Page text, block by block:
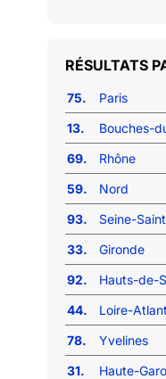
RÉSULTATS
75.
Paris
13.
Bouches-
69.
Rhône
59.
Nord
93.
Seine-
33.
Gironde
92.
Hauts-de-
44.
Loire-
78.
Yvelines
31.
Haute-